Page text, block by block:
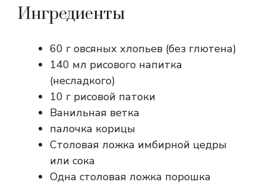
Ингредиенты
60 г овсяных хлопьев (без глютена)
140 мл рисового напитка
(несладкого)
10 г рисовой патоки
Ванильная ветка
палочка корицы
Столовая ложка имбирной цедры
или сока
Одна столовая ложка порошка